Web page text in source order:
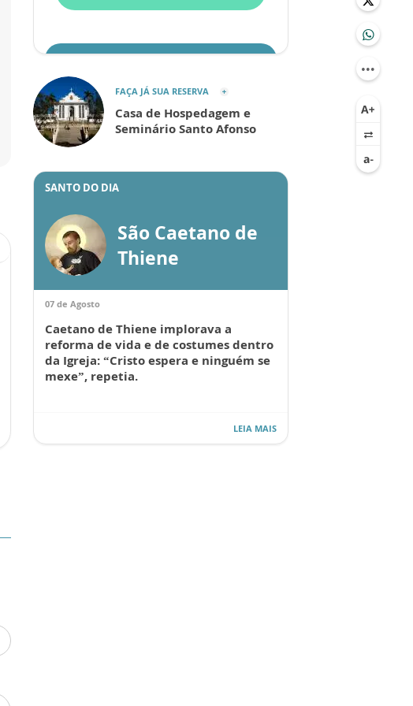
ENVIAR
FAÇA JÁ SUA RESERVA
Casa de Hospedagem e
Seminário Santo Afonso
SANTO DO DIA
São Caetano de
Thiene
07 de Agosto
Caetano de Thiene implorava a
reforma de vida e de costumes dentro
da Igreja: “Cristo espera e ninguém se
mexe”, repetia.
LEIA MAIS